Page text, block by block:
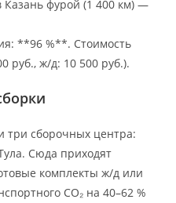
Казань фурой (1 400 км) —
**96 %**. Стоимость
руб., ж/д: 10 500 руб.).
сборочных центра:
Сюда приходят
комплекты ж/д или
CO₂ на 40–62 %